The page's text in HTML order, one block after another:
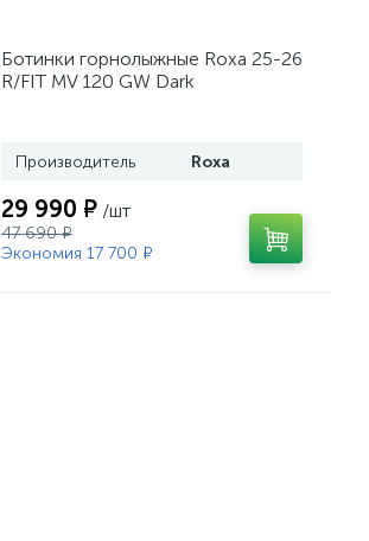
Ботинки горнолыжные Roxa 25-26
R/FIT MV 120 GW Dark
Производитель Roxa
29 990 ₽ /шт
47 690 ₽
Экономия 17 700 ₽